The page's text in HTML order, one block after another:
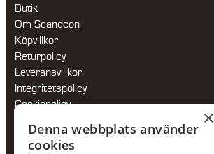
Butik
Om Scandcon
Köpvillkor
Returpolicy
Leveransvillkor
Integritetspolicy
Cookiepolicy
×
Denna webbplats använder
cookies